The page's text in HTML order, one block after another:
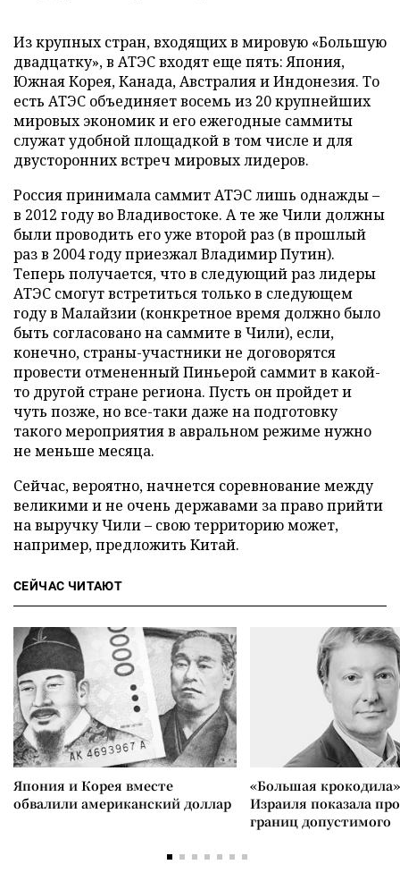
Из крупных стран, входящих в мировую «Большую
двадцатку», в АТЭС входят еще пять: Япония,
Южная Корея, Канада, Австралия и Индонезия. То
есть АТЭС объединяет восемь из 20 крупнейших
мировых экономик и его ежегодные саммиты
служат удобной площадкой в том числе и для
двусторонних встреч мировых лидеров.
Россия принимала саммит АТЭС лишь однажды –
в 2012 году во Владивостоке. А те же Чили должны
были проводить его уже второй раз (в прошлый
раз в 2004 году приезжал Владимир Путин).
Теперь получается, что в следующий раз лидеры
АТЭС смогут встретиться только в следующем
году в Малайзии (конкретное время должно было
быть согласовано на саммите в Чили), если,
конечно, страны-участники не договорятся
провести отмененный Пиньерой саммит в какой-
то другой стране региона. Пусть он пройдет и
чуть позже, но все-таки даже на подготовку
такого мероприятия в авральном режиме нужно
не меньше месяца.
Сейчас, вероятно, начнется соревнование между
великими и не очень державами за право прийти
на выручку Чили – свою территорию может,
например, предложить Китай.
СЕЙЧАС ЧИТАЮТ
Япония и Корея вместе
обвалили американский доллар
«Большая
Израиля показала
границ допустимого